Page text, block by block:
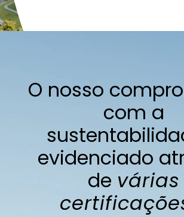
O nosso
com a
evidenciado
de várias